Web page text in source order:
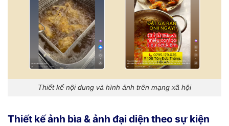
Thiết kế nội dung và hình ảnh trên mạng xã hội
Thiết kế ảnh bìa & ảnh đại diện theo sự kiện